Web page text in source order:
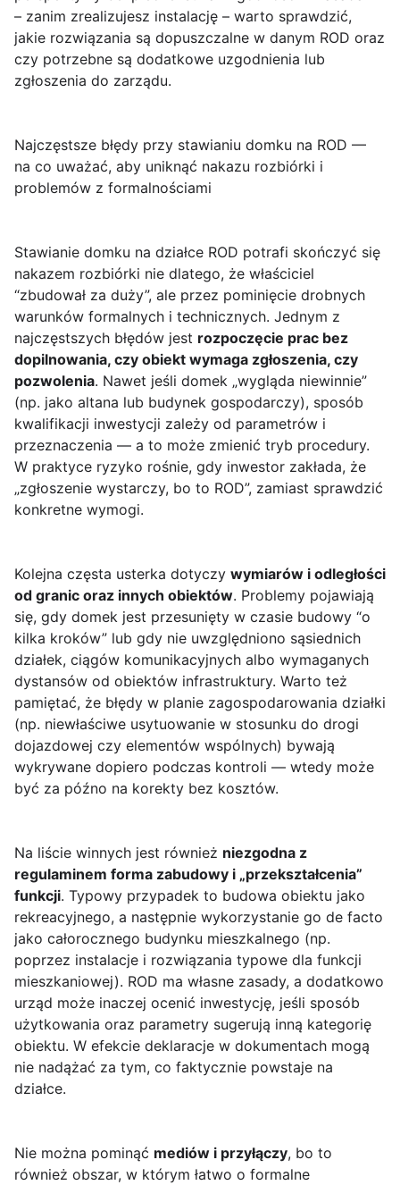
– zanim zrealizujesz instalację – warto sprawdzić,
jakie rozwiązania są dopuszczalne w danym ROD oraz
czy potrzebne są dodatkowe uzgodnienia lub
zgłoszenia do zarządu.
Najczęstsze błędy przy stawianiu domku na ROD —
na co uważać, aby uniknąć nakazu rozbiórki i
problemów z formalnościami
Stawianie domku na działce ROD potrafi skończyć się
nakazem rozbiórki nie dlatego, że właściciel
“zbudował za duży”, ale przez pominięcie drobnych
warunków formalnych i technicznych. Jednym z
najczęstszych błędów jest rozpoczęcie prac bez
dopilnowania, czy obiekt wymaga zgłoszenia, czy
pozwolenia. Nawet jeśli domek „wygląda niewinnie”
(np. jako altana lub budynek gospodarczy), sposób
kwalifikacji inwestycji zależy od parametrów i
przeznaczenia — a to może zmienić tryb procedury.
W praktyce ryzyko rośnie, gdy inwestor zakłada, że
„zgłoszenie wystarczy, bo to ROD”, zamiast sprawdzić
konkretne wymogi.
Kolejna częsta usterka dotyczy wymiarów i odległości
od granic oraz innych obiektów. Problemy pojawiają
się, gdy domek jest przesunięty w czasie budowy “o
kilka kroków” lub gdy nie uwzględniono sąsiednich
działek, ciągów komunikacyjnych albo wymaganych
dystansów od obiektów infrastruktury. Warto też
pamiętać, że błędy w planie zagospodarowania działki
(np. niewłaściwe usytuowanie w stosunku do drogi
dojazdowej czy elementów wspólnych) bywają
wykrywane dopiero podczas kontroli — wtedy może
być za późno na korekty bez kosztów.
Na liście winnych jest również niezgodna z
regulaminem forma zabudowy i „przekształcenia”
funkcji. Typowy przypadek to budowa obiektu jako
rekreacyjnego, a następnie wykorzystanie go de facto
jako całorocznego budynku mieszkalnego (np.
poprzez instalacje i rozwiązania typowe dla funkcji
mieszkaniowej). ROD ma własne zasady, a dodatkowo
urząd może inaczej ocenić inwestycję, jeśli sposób
użytkowania oraz parametry sugerują inną kategorię
obiektu. W efekcie deklaracje w dokumentach mogą
nie nadążać za tym, co faktycznie powstaje na
działce.
Nie można pominąć mediów i przyłączy, bo to
również obszar, w którym łatwo o formalne